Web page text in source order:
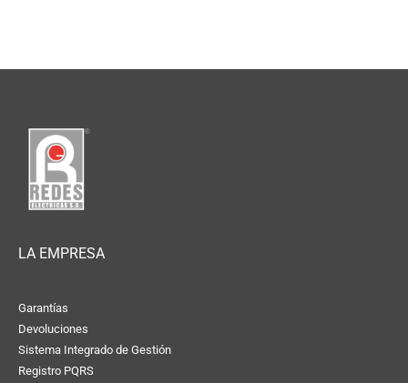
LA EMPRESA
Garantías
Devoluciones
Sistema Integrado de Gestión
Registro PQRS